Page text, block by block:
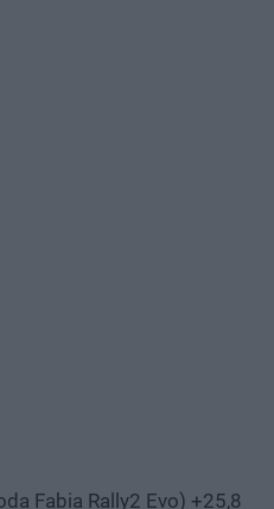
Fabia Rally2 Evo) +25,8